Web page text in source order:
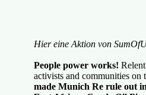
Hier eine Aktion von
People power works!
activists and communities on
made Munich Re rule out